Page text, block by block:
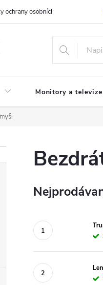
ochrany osobních údajů
Monitory a televize